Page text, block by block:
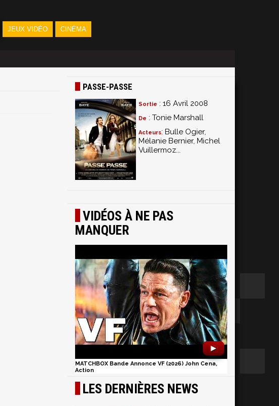
JEUX VIDÉO CINÉMA
PASSE-PASSE
Sortie : 16 Avril 2008
De : Tonie Marshall
Acteurs: Bulle Ogier,
Mélanie Bernier, Michel
Vuillermoz...
VIDÉOS À NE PAS
MANQUER
►
MATCHBOX Bande Annonce VF (2026) John Cena,
Action
LES DERNIÈRES NEWS